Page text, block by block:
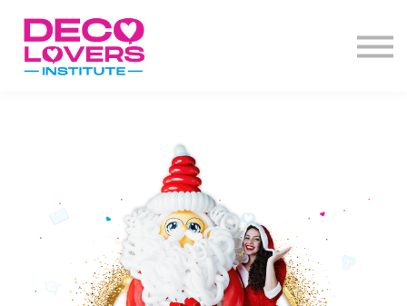
Diplomado
Actos de grado
Contacto
Iniciar Sesión